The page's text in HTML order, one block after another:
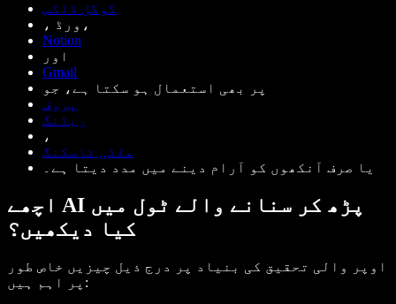
گوگل ڈاکس
، ورڈ،
Notion
اور
Gmail
پر بھی استعمال ہو سکتا ہے، جو
پروف
ریڈنگ
،
ملٹی ٹاسکنگ
یا صرف آنکھوں کو آرام دینے میں مدد دیتا ہے۔
اچھے AI پڑھ کر سنانے والے ٹول میں
کیا دیکھیں؟
اوپر والی تحقیق کی بنیاد پر درج ذیل چیزیں خاص طور
پر اہم ہیں: